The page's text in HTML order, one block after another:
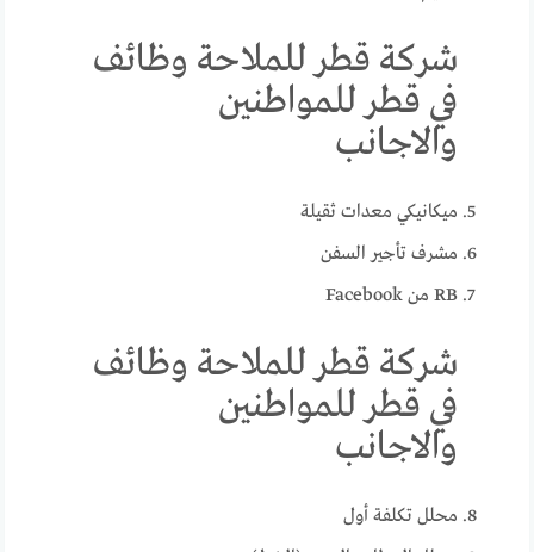
شركة قطر للملاحة وظائف
في قطر للمواطنين
والاجانب
ميكانيكي معدات ثقيلة
مشرف تأجير السفن
RB من Facebook
شركة قطر للملاحة وظائف
في قطر للمواطنين
والاجانب
محلل تكلفة أول